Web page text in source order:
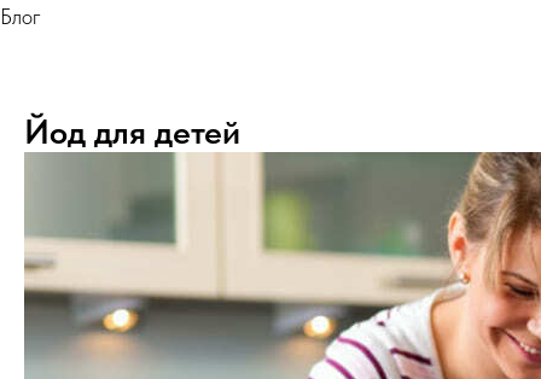
Блог
Йод для детей